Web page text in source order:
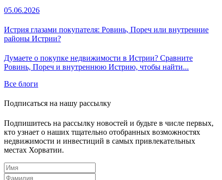
05.06.2026
Истрия глазами покупателя: Ровинь, Пореч или внутренние
районы Истрии?
Думаете о покупке недвижимости в Истрии? Сравните
Ровинь, Пореч и внутреннюю Истрию, чтобы найти...
Все блоги
Подписаться на нашу рассылку
Подпишитесь на рассылку новостей и будьте в числе первых,
кто узнает о наших тщательно отобранных возможностях
недвижимости и инвестиций в самых привлекательных
местах Хорватии.